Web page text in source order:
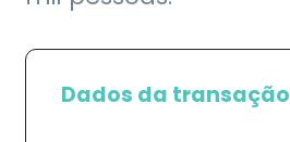
Dados da transação